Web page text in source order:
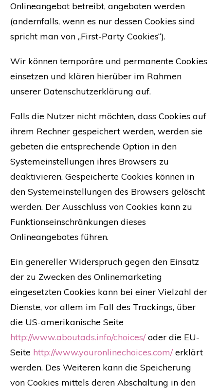
Onlineangebot betreibt, angeboten werden
(andernfalls, wenn es nur dessen Cookies sind
spricht man von „First-Party Cookies“).
Wir können temporäre und permanente Cookies
einsetzen und klären hierüber im Rahmen
unserer Datenschutzerklärung auf.
Falls die Nutzer nicht möchten, dass Cookies auf
ihrem Rechner gespeichert werden, werden sie
gebeten die entsprechende Option in den
Systemeinstellungen ihres Browsers zu
deaktivieren. Gespeicherte Cookies können in
den Systemeinstellungen des Browsers gelöscht
werden. Der Ausschluss von Cookies kann zu
Funktionseinschränkungen dieses
Onlineangebotes führen.
Ein genereller Widerspruch gegen den Einsatz
der zu Zwecken des Onlinemarketing
eingesetzten Cookies kann bei einer Vielzahl der
Dienste, vor allem im Fall des Trackings, über
die US-amerikanische Seite
http://www.aboutads.info/choices/oder die EU-
Seite http://www.youronlinechoices.com/erklärt
werden. Des Weiteren kann die Speicherung
von Cookies mittels deren Abschaltung in den